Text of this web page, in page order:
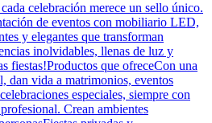
celebración merece un sello único.
de eventos con mobiliario LED,
y elegantes que transforman
inolvidables, llenas de luz y
fiestas!Productos que ofreceCon una
dan vida a matrimonios, eventos
especiales, siempre con
Crean ambientes